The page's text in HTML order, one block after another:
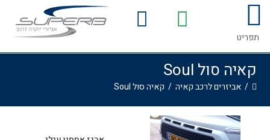
לתוכן
תפריט
קאיה סול Soul
/ אביזרים לרכב קאיה / קאיה סול Soul